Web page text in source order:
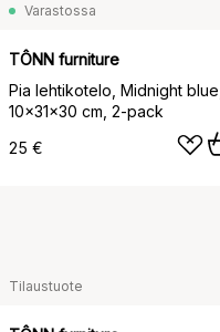
Varastossa
TÔNN furniture
Pia lehtikotelо, Midnight blue,
10×31×30 cm, 2-pack
25 €
Tilaustuote